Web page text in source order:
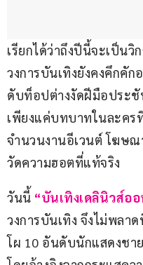
เรียกได้ว่าถึงปีนี้จะเป็น
วงการบันเทิงยังคงคึกคัก
ดับท็อปต่างงัดฝีมือประชั
เพียงแค่บทบาทในละคร
จำนวนงานอีเวนต์ โฆษณ
วัดความฮอตที่แท้จริง
วันนี้ “บันเทิงเดลินิวส์อ
วงการบันเทิง จึงไม่พลา
โผ 10 อันดับนักแสดงช